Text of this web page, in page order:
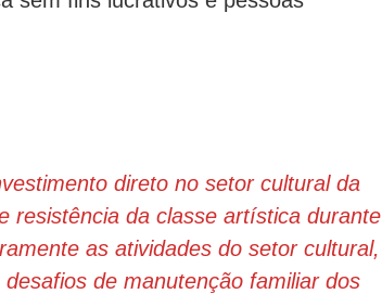
direto no setor cultural da
resistência da classe artística durante
as atividades do setor cultural,
de manutenção familiar dos